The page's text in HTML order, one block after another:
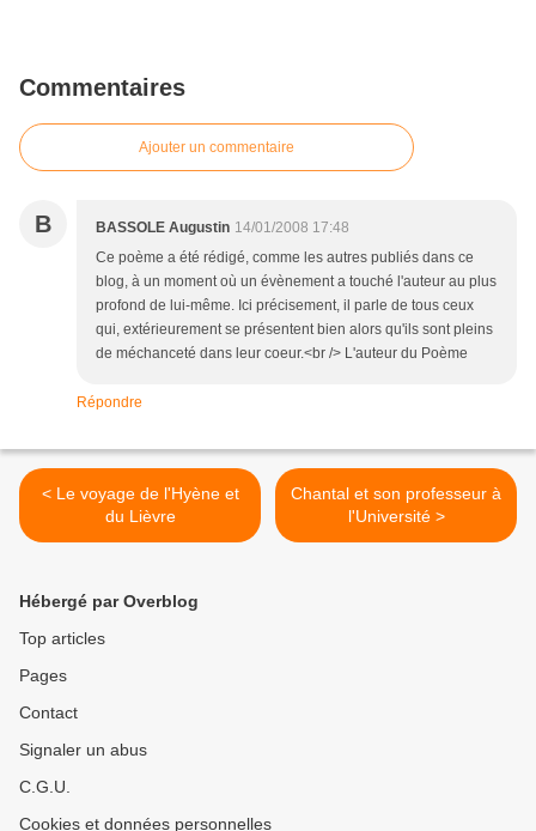
Commentaires
Ajouter un commentaire
B BASSOLE Augustin 14/01/2008 17:48
Ce poème a été rédigé, comme les autres publiés dans ce
blog, à un moment où un évènement a touché l'auteur au plus
profond de lui-même. Ici précisement, il parle de tous ceux
qui, extérieurement se présentent bien alors qu'ils sont pleins
de méchanceté dans leur coeur.<br /> L'auteur du Poème
Répondre
< Le voyage de l'Hyène et
du Lièvre
Chantal et son professeur à
l'Université >
Hébergé par Overblog
Top articles
Pages
Contact
Signaler un abus
C.G.U.
Cookies et données personnelles